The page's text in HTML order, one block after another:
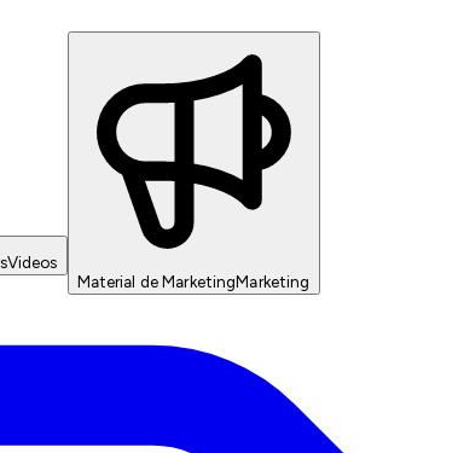
Videos
Material de MarketingMarketing